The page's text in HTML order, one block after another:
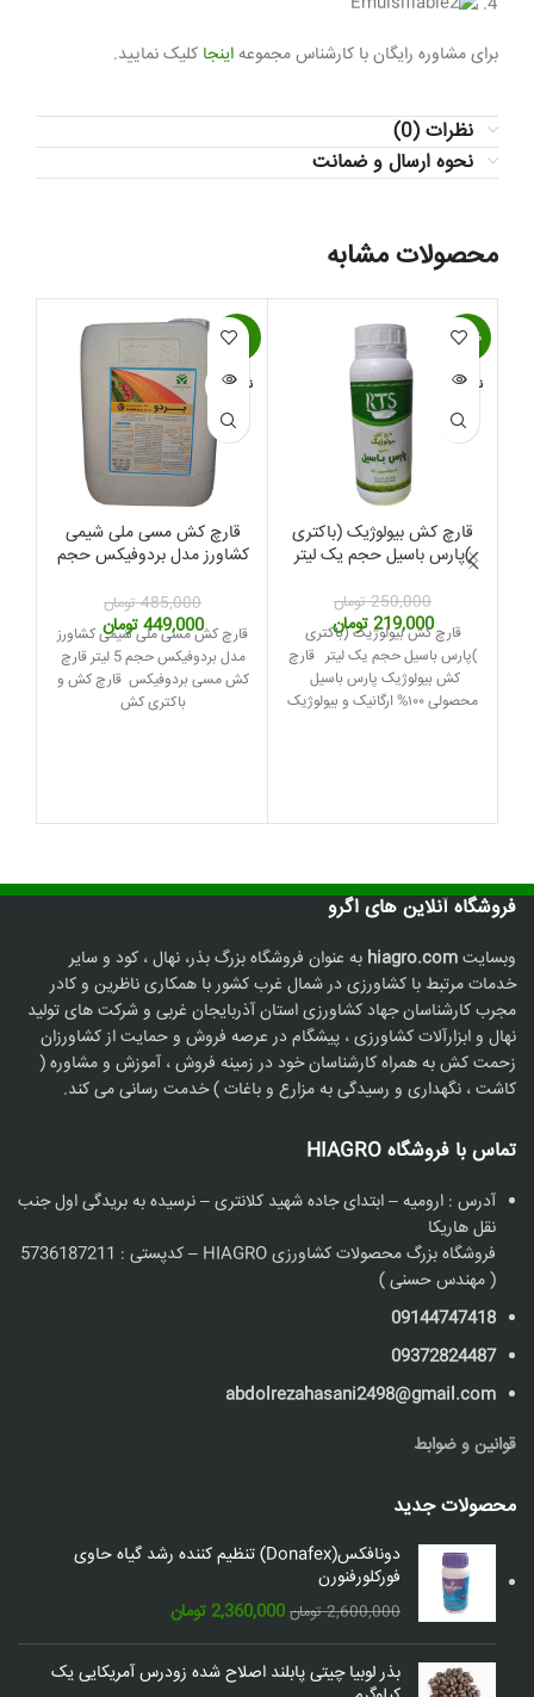
برای مشاوره رایگان با کارشناس مجموعه اینجا کلیک نمایید.
نظرات (0)
نحوه ارسال و ضمانت
محصولات مشابه
-12%
ناموجود
قارچ کش بیولوژیک (باکتری
)پارس باسیل حجم یک لیتر
250,000 تومان
قیمت
اصلی:
250,000 تومان
بود.
219,000 تومانقیمت
فعلی:
219,000 تومان.
قارچ کش بیولوژیک (باکتری
)پارس باسیل حجم یک لیتر قارچ
کش بیولوژیک پارس باسیل
محصولی ۱۰۰% ارگانیک و بیولوژیک
-7%
ناموجود
قارچ کش مسی ملی شیمی
کشاورز مدل بردوفیکس حجم
485,000 تومان
قیمت
اصلی:
485,000 تومان
بود.
449,000 تومانقیمت
فعلی:
449,000 تومان.
قارچ کش مسی ملی شیمی کشاورز
مدل بردوفیکس حجم 5 لیتر قارچ
کش مسی بردوفیکس قارچ کش و
باکتری کش
فروشگاه آنلاین های اگرو
وبسایتhiagro.com به عنوان فروشگاه بزرگ بذر، نهال ، کود و سایر
خدمات مرتبط با کشاورزی در شمال غرب کشور با همکاری ناظرین و کادر
مجرب کارشناسان جهاد کشاورزی استان آذربایجان غربی و شرکت های تولید
نهال و ابزارآلات کشاورزی ، پیشگام در عرصه فروش و حمایت از کشاورزان
زحمت کش به همراه کارشناسان خود در زمینه فروش ، آموزش و مشاوره (
کاشت ، نگهداری و رسیدگی به مزارع و باغات ) خدمت رسانی می کند.
تماس با فروشگاه HIAGRO
آدرس : ارومیه – ابتدای جاده شهید کلانتری – نرسیده به بریدگی اول جنب
نقل هاریکا
فروشگاه بزرگ محصولات کشاورزی HIAGRO – کدپستی : 5736187211
( مهندس حسنی )
09144747418
09372824487
abdolrezahasani2498@gmail.com
قوانین و ضوابط
محصولات جدید
دونافکس(Donafex) تنظیم کننده رشد گیاه حاوی
فورکلورفنورن
2,600,000 تومان قیمت
اصلی:
2,600,000 تومان
2,360,000 تومانقیمت
فعلی:
2,360,000 تومان.
بذر لوبیا چیتی پابلند اصلاح شده زودرس آمریکایی یک